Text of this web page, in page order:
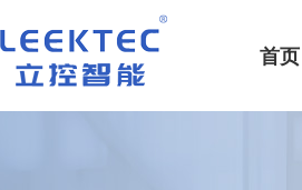
深圳市立控智能科技有限公司
首页